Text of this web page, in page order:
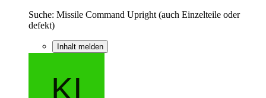
Suche: Missile Command Upright (auch Einzelteile oder
defekt)
Inhalt melden